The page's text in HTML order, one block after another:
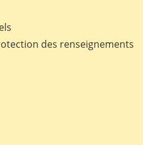
des renseignements